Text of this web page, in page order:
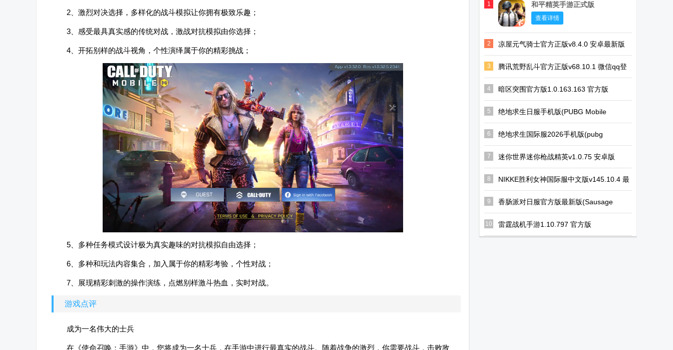
2、激烈对决选择，多样化的战斗模拟让你拥有极致乐趣；
3、感受最具真实感的传统对战，激战对抗模拟由你选择；
4、开拓别样的战斗视角，个性演绎属于你的精彩挑战；
5、多种任务模式设计极为真实趣味的对抗模拟自由选择；
6、多种和玩法内容集合，加入属于你的精彩考验，个性对战；
7、展现精彩刺激的操作演练，点燃别样激斗热血，实时对战。
游戏点评
成为一名伟大的士兵
在《使命召唤：手游》中，您将成为一名士兵，在手游中进行最真实的战斗。随着战争的激烈，你需要战斗，击败敌
1 和平精英手游正式版
查看详情
2 凉屋元气骑士官方正版v8.4.0 安卓最新版
3
腾讯荒野乱斗官方正版v68.10.1 微信qq登
录版
4 暗区突围官方版1.0.163.163 官方版
5
绝地求生日服手机版(PUBG Mobile
JP)V4.3.0 安卓最新版
6
绝地求生国际服2026手机版(pubg
mobile)V4.3.0 官方正版
7 迷你世界迷你枪战精英v1.0.75 安卓版
8
NIKKE胜利女神国际服中文版v145.10.4 最
新全球服
9
香肠派对日服官方版最新版(Sausage
Man)v23.60 手机版
10 雷霆战机手游1.10.797 官方版